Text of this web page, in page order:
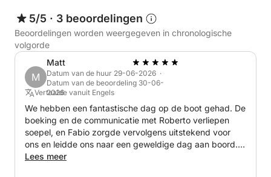
Neem onderweg pauzes om te zwemmen, snorkelen
en Stand Up Paddle (SUP) te proberen, perfect voor
een leuke en verfrissende ervaring op het water. En
om het moment nog zoeter te maken, geniet u aan
boord van een heerlijk aperitief met:
- Snacks: Taralli, chips, olijven
- Drankjes: Water, Coca-Cola, sinas en prosecco
Uw boot is uitgerust voor zowel snelheid als
comfort, met:
5/5 · 3 beoordelingen
Beoordelingen worden weergegeven in chronologische
volgorde
M
Matt
Datum van de huur 29-06-2026 ·
Datum van de beoordeling 30-06-
2026
Vertaalde vanuit Engels
We hebben een fantastische dag op de boot gehad. De
boeking en de communicatie met Roberto verliepen
soepel, en Fabio zorgde vervolgens uitstekend voor
ons en leidde ons naar een geweldige dag aan boord.
Een echte aanrader!
Lees meer